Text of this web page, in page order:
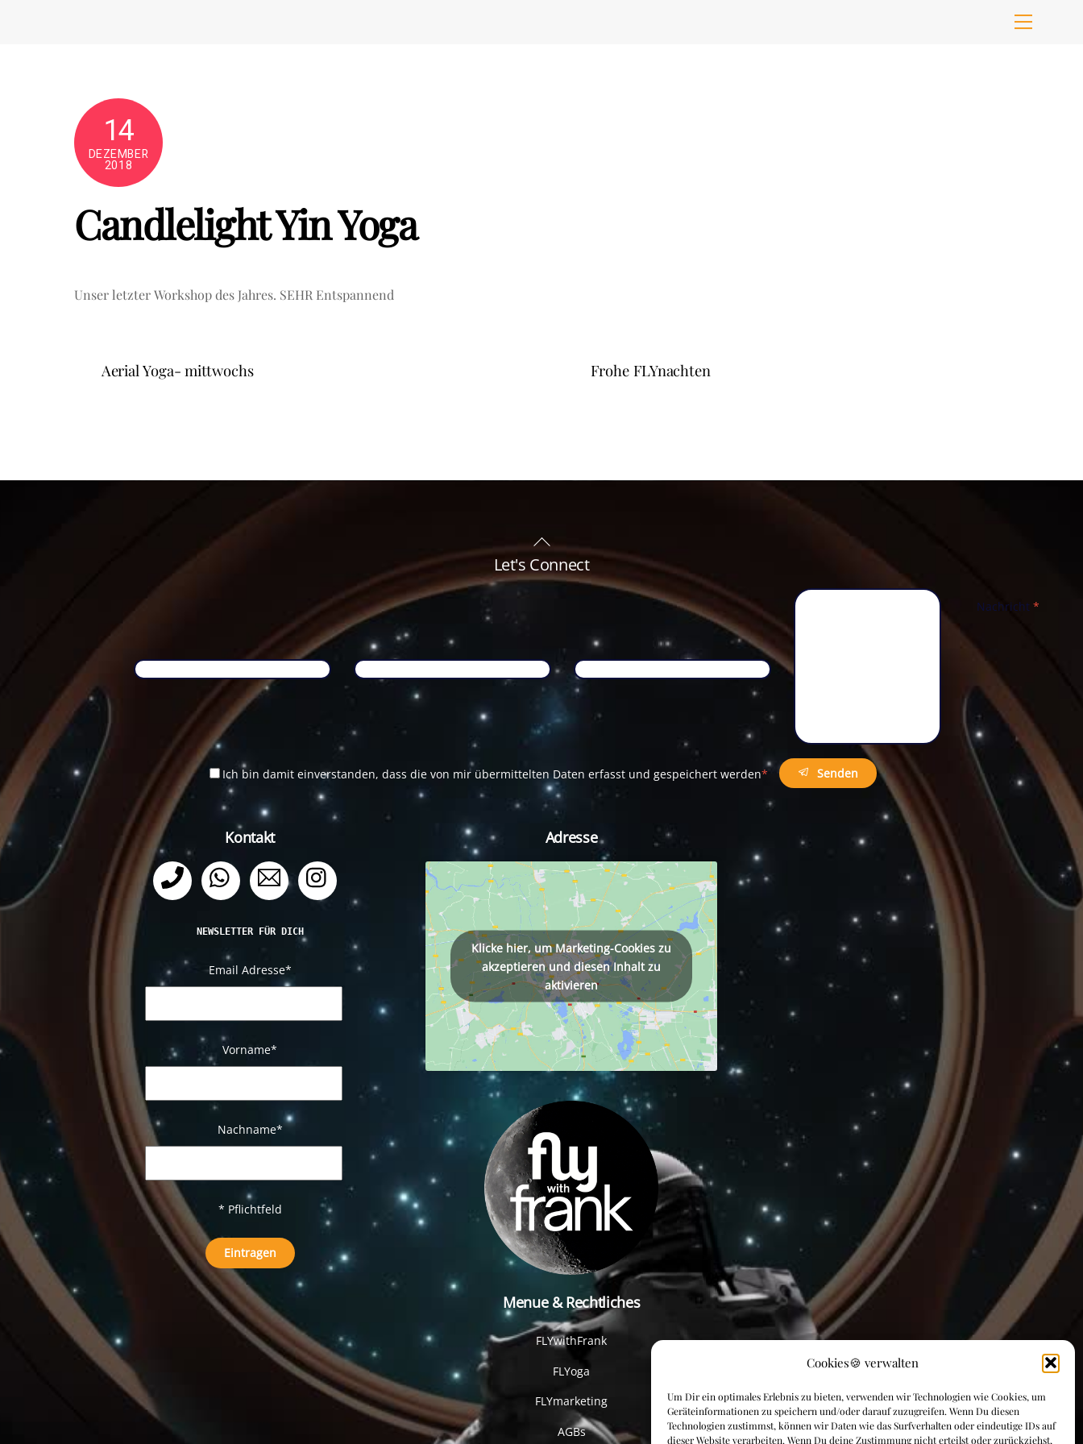
Cookies🍪 verwalten
Um Dir ein optimales Erlebnis zu bieten, verwenden wir Technologien wie Cookies, um
Geräteinformationen zu speichern und/oder darauf zuzugreifen. Wenn Du diesen
Technologien zustimmst, können wir Daten wie das Surfverhalten oder eindeutige IDs auf
dieser Website verarbeiten. Wenn Du deine Zustimmung nicht erteilst oder zurückziehst,
Menu
14
DEZEMBER
2018
Candlelight Yin Yoga
Unser letzter Workshop des Jahres. SEHR Entspannend
Aerial Yoga- mittwochs Frohe FLYnachten
Back
To
Top
Let's Connect
Nachricht *
Ich bin damit einverstanden, dass die von mir übermittelten Daten erfasst und gespeichert werden* Senden
Kontakt
Telefon WhatsApp Email
NEWSLETTER FÜR DICH
Email Adresse*
Vorname*
Nachname*
* Pflichtfeld
Adresse
Klicke hier, um Marketing-Cookies zu
akzeptieren und diesen Inhalt zu
aktivieren
Menue & Rechtliches
FLYwithFrank
FLYoga
FLYmarketing
AGBs